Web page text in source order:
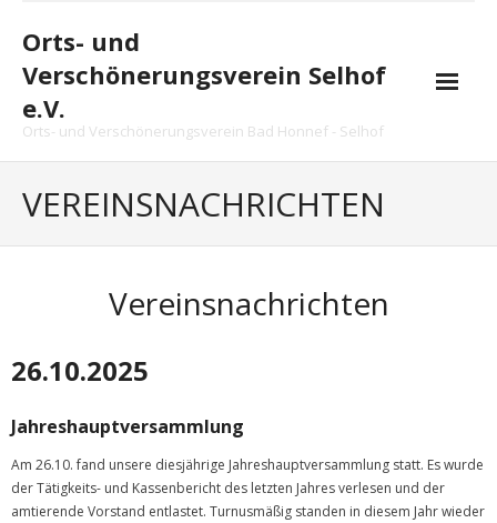
contentOrts- und
Verschönerungsverein Selhof
e.V.
Orts- und Verschönerungsverein Bad Honnef - Selhof
Projekte
Chronik
Termine
Mitgliedschaft
VEREINSNACHRICHTEN
Vereinsnachrichten
26.10.2025
Jahreshauptversammlung
Am 26.10. fand unsere diesjährige Jahreshauptversammlung statt. Es wurde
der Tätigkeits- und Kassenbericht des letzten Jahres verlesen und der
amtierende Vorstand entlastet. Turnusmäßig standen in diesem Jahr wieder